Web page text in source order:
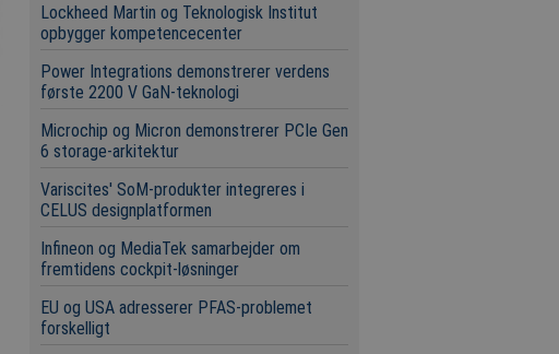
Lockheed Martin og Teknologisk Institut
opbygger kompetencecenter
Power Integrations demonstrerer verdens
første 2200 V GaN-teknologi
Microchip og Micron demonstrerer PCIe Gen
6 storage-arkitektur
Variscites' SoM-produkter integreres i
CELUS designplatformen
Infineon og MediaTek samarbejder om
fremtidens cockpit-løsninger
EU og USA adresserer PFAS-problemet
forskelligt